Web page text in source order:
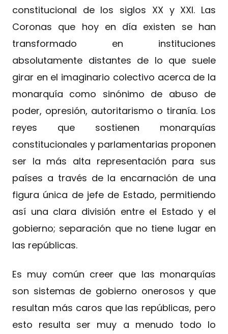
constitucional de los siglos XX y XXI. Las
Coronas que hoy en día existen se han
transformado en instituciones
absolutamente distantes de lo que suele
girar en el imaginario colectivo acerca de la
monarquía como sinónimo de abuso de
poder, opresión, autoritarismo o tiranía. Los
reyes que sostienen monarquías
constitucionales y parlamentarias proponen
ser la más alta representación para sus
países a través de la encarnación de una
figura única de jefe de Estado, permitiendo
así una clara división entre el Estado y el
gobierno; separación que no tiene lugar en
las repúblicas.
Es muy común creer que las monarquías
son sistemas de gobierno onerosos y que
resultan más caros que las repúblicas, pero
esto resulta ser muy a menudo todo lo